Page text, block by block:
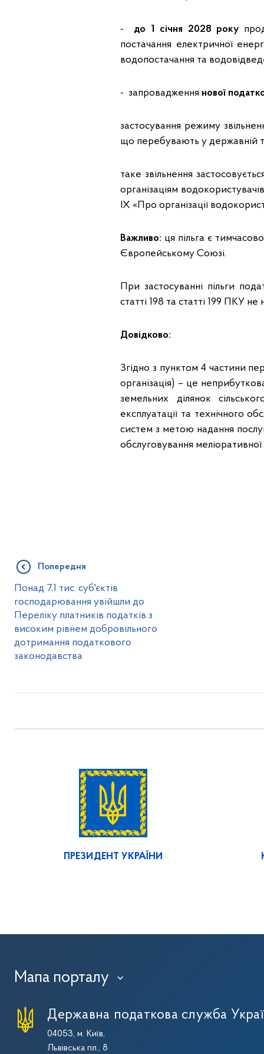
- до 1 січня 2028 року
постачання електричної
водопостачання та
- запровадження нової
застосування режиму
що перебувають у державній
таке звільнення
організаціям
ІХ «Про організації
Важливо: ця пільга є
Європейському Союзі.
При застосуванні пільги
статті 198 та статті 199 ПКУ
Довідково:
Згідно з пунктом 4 частини
організація) – це
земельних ділянок
експлуатації та технічного
систем з метою надання
обслуговування меліоративної
Попередня
Понад 7,1 тис. суб'єктів
господарювання увійшли до
Переліку платників податків з
високим рівнем добровільного
дотримання податкового
законодавства
ПРЕЗИДЕНТ УКРАЇНИ
Мапа порталу ›
Державна податкова служба
04053, м. Київ,
Львівська пл., 8